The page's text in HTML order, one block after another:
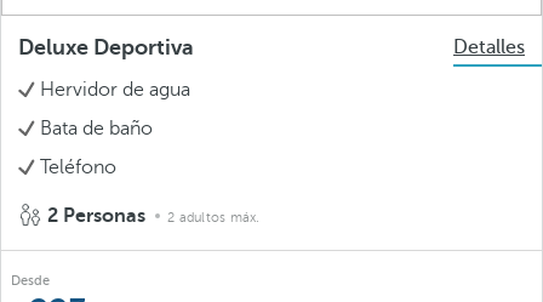
Deluxe Deportiva
Detalles
Hervidor de agua
Bata de baño
Teléfono
2 Personas 2 adultos máx.
Desde